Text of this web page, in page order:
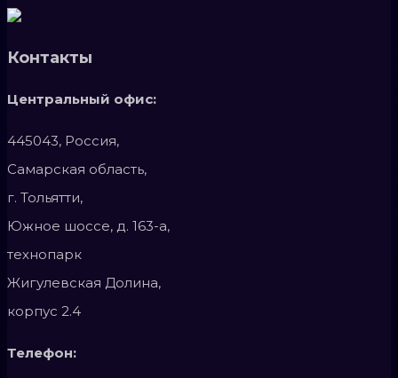
Контакты
Центральный офис:
445043, Россия,
Самарская область,
г. Тольятти,
Южное шоссе, д. 163-а,
технопарк
Жигулевская Долина,
корпус 2.4
Телефон: